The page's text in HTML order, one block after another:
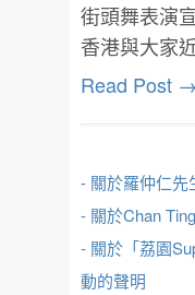
街頭舞表演
香港與大家
Read Post →
- 關於羅仲仁先
- 關於Chan
- 關於「荔園
動的聲明